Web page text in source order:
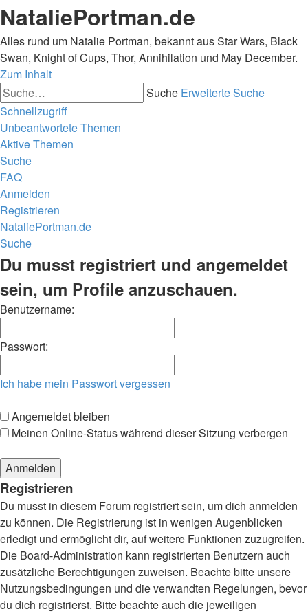
NataliePortman.de
Alles rund um Natalie Portman, bekannt aus Star Wars, Black
Swan, Knight of Cups, Thor, Annihilation und May December.
Zum Inhalt
Suche Erweiterte Suche
Schnellzugriff
Unbeantwortete Themen
Aktive Themen
Suche
FAQ
Anmelden
Registrieren
NataliePortman.de
Suche
Du musst registriert und angemeldet
sein, um Profile anzuschauen.
Benutzername:
Passwort:
Ich habe mein Passwort vergessen
Angemeldet bleiben
Meinen Online-Status während dieser Sitzung verbergen
Registrieren
Du musst in diesem Forum registriert sein, um dich anmelden
zu können. Die Registrierung ist in wenigen Augenblicken
erledigt und ermöglicht dir, auf weitere Funktionen zuzugreifen.
Die Board-Administration kann registrierten Benutzern auch
zusätzliche Berechtigungen zuweisen. Beachte bitte unsere
Nutzungsbedingungen und die verwandten Regelungen, bevor
du dich registrierst. Bitte beachte auch die jeweiligen